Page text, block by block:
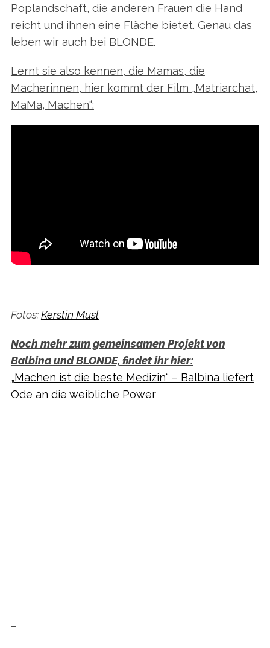
Poplandschaft, die anderen Frauen die Hand
reicht und ihnen eine Fläche bietet. Genau das
leben wir auch bei BLONDE.
Lernt sie also kennen, die Mamas, die
Macherinnen, hier kommt der Film „Matriarchat,
MaMa, Machen“:
Fotos:Kerstin Musl
Noch mehr zum gemeinsamen Projekt von
Balbina und BLONDE, findet ihr hier:
„Machen ist die beste Medizin“ – Balbina liefert
Ode an die weibliche Power
–